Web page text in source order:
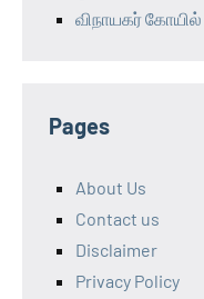
விநாயகர் கோயில்
Pages
About Us
Contact us
Disclaimer
Privacy Policy